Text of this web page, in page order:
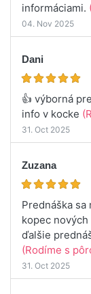
informáciami.
04. Nov 2025
Dani
👍 výborná
info v kocke
31. Oct 2025
Zuzana
Prednáška
kopec
ďalšie
(Rodíme s
31. Oct 2025